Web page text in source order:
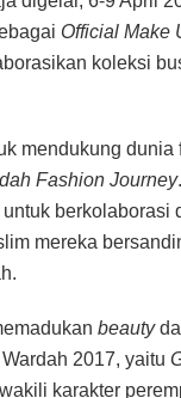
Official Make
koleksi
mendukung
Fashion Journey
berkolaborasi
mereka
beauty
2017, yaitu
karakter